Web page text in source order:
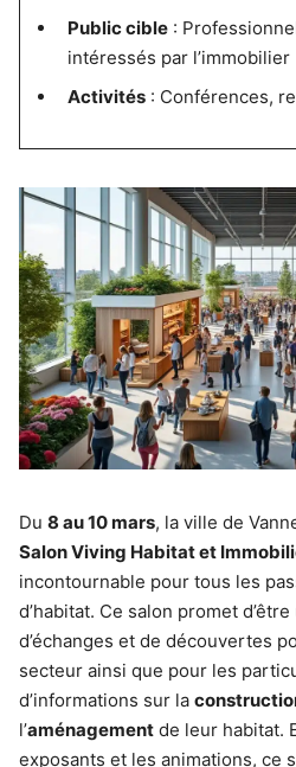
Public cible:
intéressés par l’immobilier
Activités: Conférences,
Du 8 au 10 mars, la ville de
Salon Viving Habitat et
incontournable pour tous les
d’habitat. Ce salon promet
d’échanges et de découvertes
secteur ainsi que pour les
d’informations sur la
l’aménagement de leur habitat.
exposants et les animations, ce